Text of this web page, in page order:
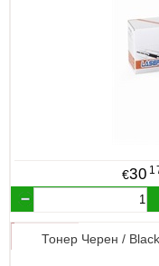
€30
Тонер Черен /